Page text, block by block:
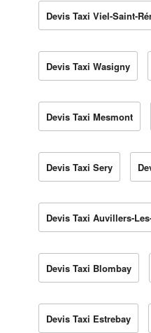
Devis Taxi Viel-Saint-
Devis Taxi Wasigny
Devis Taxi Mesmont
Devis Taxi Sery
Devis Taxi Auvillers-
Devis Taxi Blombay
Devis Taxi Estrebay